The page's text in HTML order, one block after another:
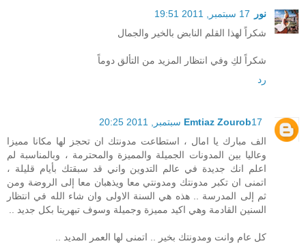
نور
17 سبتمبر, 2011 19:51
شكراً لهذا القلم النابض بالخير والجمال
شكراً لكِ وفي انتظار المزيد من التألق دوماً
رد
Emtiaz Zourob17 سبتمبر, 2011 20:25
الف مبارك يا امال ، استطاعت مدونتك ان تحجز لها مكانا مميزا
وعاليا بين المدونات الجميلة والمميزة والمحترمة ، وبالمناسبة لم
اعلم انك جديدة في عالم التدوين واني قد سبقتك بأيام قليلة ،
اتمنى ان تكبر مدونتك ومدونتي معا ويذهبان معا إلى الروضة ومن
ثم إلى المدرسة .. هذه هي السنة الاولى وان شاء الله في انتظار
السنين القادمة وهي اكيد مميزة وجميلة وسوف تبهرينا بكل جديد ..
كل عام وانت ومدونتك بخير .. اتمنى لها العمر المديد ..